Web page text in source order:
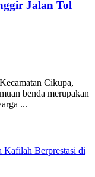
Jalan Tol
Cikupa,
benda merupakan
...